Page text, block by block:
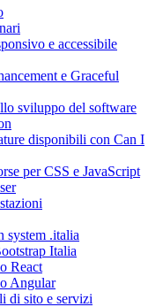
e accessibile
e Graceful
sviluppo del software
disponibili con Can I
per CSS e JavaScript
system .italia
Italia
React
Angular
di sito e servizi